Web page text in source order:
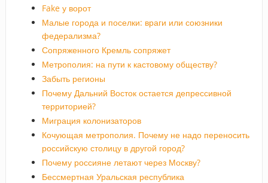
Fake у ворот
Малые города и поселки: враги или союзники
федерализма?
Сопряженного Кремль сопряжет
Метрополия: на пути к кастовому обществу?
Забыть регионы
Почему Дальний Восток остается депрессивной
территорией?
Миграция колонизаторов
Кочующая метрополия. Почему не надо переносить
российскую столицу в другой город?
Почему россияне летают через Москву?
Бессмертная Уральская республика